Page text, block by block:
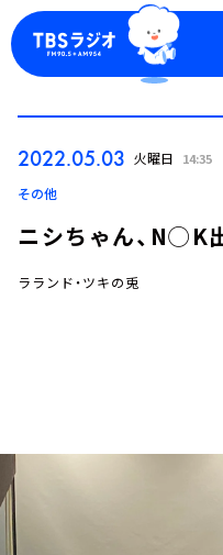
トピックス
2022.05.03 火曜日 14:35
その他
ニシちゃん、N◯K
ラランド・ツキの兎